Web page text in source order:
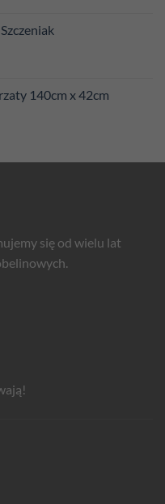
140cm x 42cm
się od wielu lat